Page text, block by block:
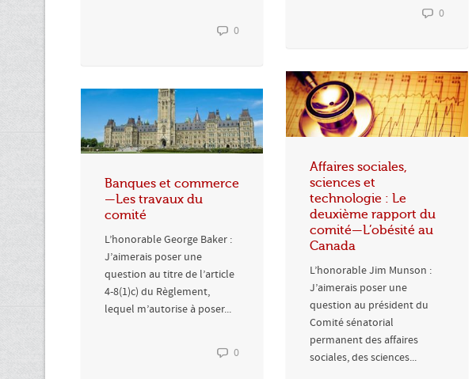
0
0
Affaires sociales,
sciences et
technologie : Le
deuxième rapport du
comité—L’obésité au
Canada
L’honorable Jim Munson :
J’aimerais poser une
question au président du
Comité sénatorial
permanent des affaires
sociales, des sciences...
Banques et commerce
—Les travaux du
comité
L’honorable George Baker :
J’aimerais poser une
question au titre de l’article
4-8(1)c) du Règlement,
lequel m’autorise à poser...
0